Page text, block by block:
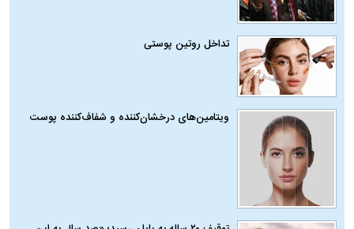
تداخل روتین پوستی
ویتامین‌های درخشان‌کننده و شفاف‌کننده پوست